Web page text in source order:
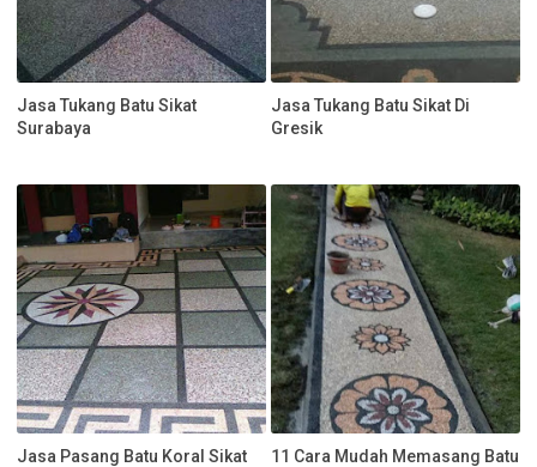
Jasa Tukang Batu Sikat
Surabaya
Jasa Tukang Batu Sikat Di
Gresik
Jasa Pasang Batu Koral Sikat
11 Cara Mudah Memasang Batu